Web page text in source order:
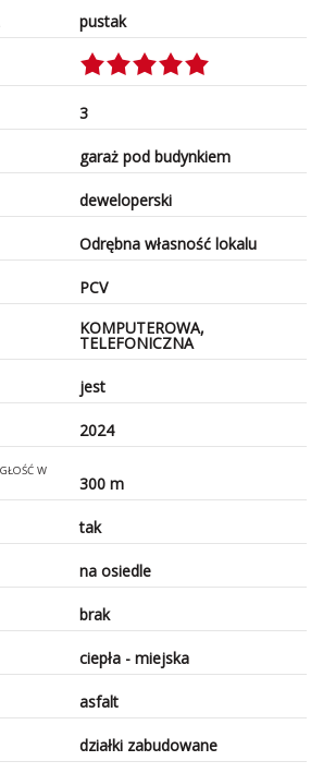
pustak
3
garaż pod budynkiem
deweloperski
Odrębna własność lokalu
PCV
KOMPUTEROWA,
TELEFONICZNA
jest
2024
W
300 m
tak
na osiedle
brak
ciepła - miejska
asfalt
działki zabudowane